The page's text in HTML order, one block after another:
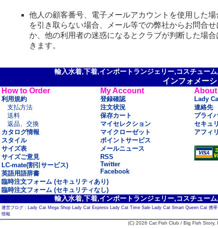
他人の顧客番号、電子メールアカウントを使用した
を引き取らない場合、メール等での弊社からお問合
か、他の利用者の迷惑になるとクラブが判断した場
きます。
輸入水着,下着,インポートランジェリー,コスチュー
インフォメー
How to Order
利用規約
支払方法
送料
返品、交換
カタログ情報
スタイル
サイズ表
サイズご意見
LC-mate(割引サービス)
英語用語辞書
My Account
登録確認
注文状況
保存カート
マイセレクション
マイクローゼット
ポイントサービス
メールニュース
RSS
Twitter
Facebook
About
Lady
連絡先
プライ
セキュ
アフィ
臨時注文フォーム (セキュリティあり)
臨時注文フォーム (セキュリティなし)
輸入水着,下着,インポートランジェリー,コスチュー
運営ブログ : Lady Cat Mega Shop Lady Cat Express Lady Cat Time Sale Lady Cat Smart Queen Cat 携
情報
(C) 2026 Cat Fish Club / Big Fish Story,